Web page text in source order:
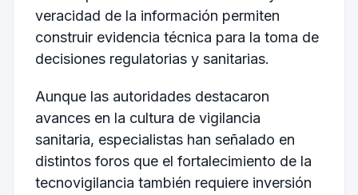
veracidad de la información permiten
construir evidencia técnica para la toma de
decisiones regulatorias y sanitarias.
Aunque las autoridades destacaron
avances en la cultura de vigilancia
sanitaria, especialistas han señalado en
distintos foros que el fortalecimiento de la
tecnovigilancia también requiere inversión